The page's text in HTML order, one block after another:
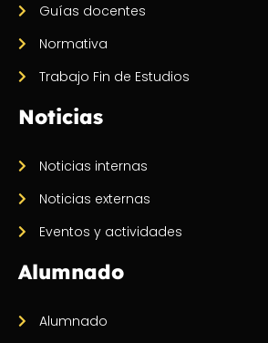
Guías docentes
Normativa
Trabajo Fin de Estudios
Noticias
Noticias internas
Noticias externas
Eventos y actividades
Alumnado
Alumnado